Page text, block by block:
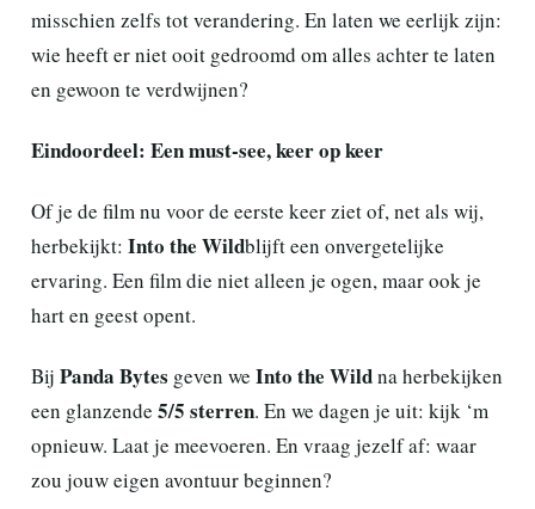
misschien zelfs tot verandering. En laten we eerlijk zijn:
wie heeft er niet ooit gedroomd om alles achter te laten
en gewoon te verdwijnen?
Eindoordeel: Een must-see, keer op keer
Of je de film nu voor de eerste keer ziet of, net als wij,
herbekijkt: Into the Wildblijft een onvergetelijke
ervaring. Een film die niet alleen je ogen, maar ook je
hart en geest opent.
Bij Panda Bytes geven we Into the Wildna herbekijken
een glanzende 5/5 sterren. En we dagen je uit: kijk ‘m
opnieuw. Laat je meevoeren. En vraag jezelf af: waar
zou jouw eigen avontuur beginnen?